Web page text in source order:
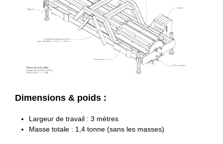
Dimensions & poids :
Largeur de travail : 3 mètres
Masse totale : 1,4 tonne (sans les masses)